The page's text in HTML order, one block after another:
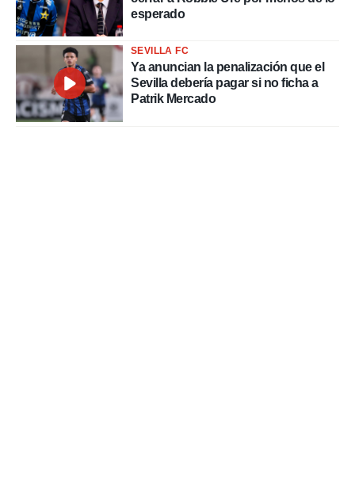
esperado
SEVILLA FC
Ya anuncian la penalización que el
Sevilla debería pagar si no ficha a
Patrik Mercado